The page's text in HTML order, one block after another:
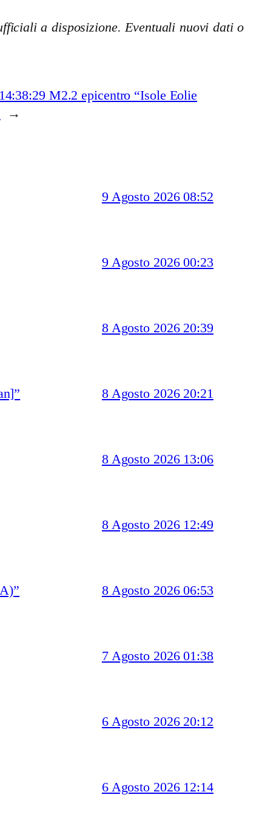
a disposizione. Eventuali nuovi dati o
M2.2 epicentro “Isole Eolie
→
9 Agosto 2026 08:52
9 Agosto 2026 00:23
8 Agosto 2026 20:39
8 Agosto 2026 20:21
8 Agosto 2026 13:06
8 Agosto 2026 12:49
8 Agosto 2026 06:53
7 Agosto 2026 01:38
6 Agosto 2026 20:12
6 Agosto 2026 12:14